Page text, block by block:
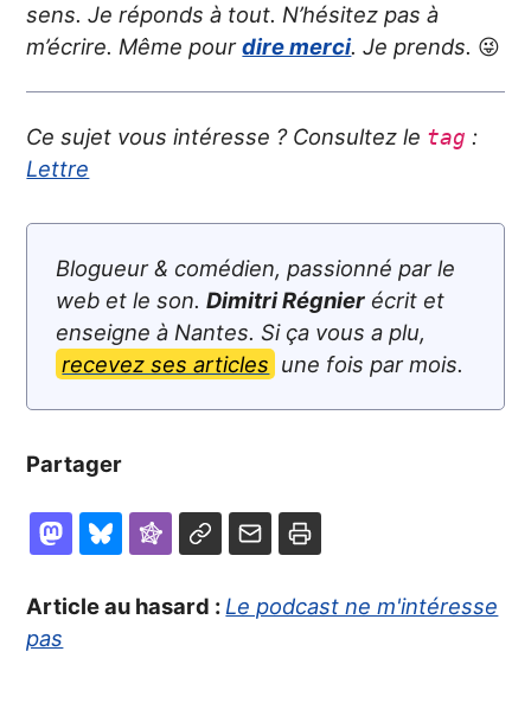
sens. Je réponds à tout. N’hésitez pas à
m’écrire. Même pourdire merci. Je prends. 😜
Ce sujet vous intéresse ? Consultez le tag :
Lettre
Blogueur & comédien, passionné par le
web et le son.Dimitri Régnier écrit et
enseigne à Nantes. Si ça vous a plu,
recevez ses articles une fois par mois.
Partager
Article au hasard : Le podcast ne m'intéresse
pas